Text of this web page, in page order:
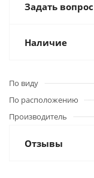
Задать вопрос
Наличие
По виду
По расположению
Производитель
Отзывы